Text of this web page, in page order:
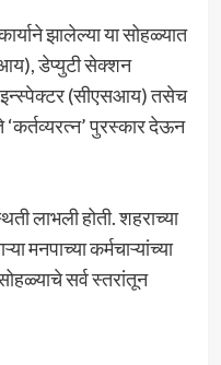
झालेल्या या सोहळ्यात
डेप्युटी सेक्शन
(सीएसआय) तसेच
‘कर्तव्यरत्न’ पुरस्कार देऊन
लाभली होती. शहराच्या
मनपाच्या कर्मचाऱ्यांच्या
सर्व स्तरांतून